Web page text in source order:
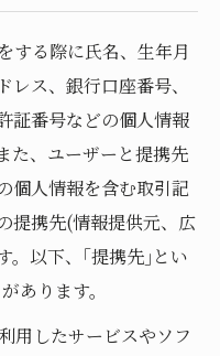
する際に氏名、生年月
ス、銀行口座番号、
証番号などの個人情報
た、ユーザーと提携先
個人情報を含む取引記
提携先(情報提供元、広
。以下、｢提携先｣とい
あります。
用したサービスやソフ